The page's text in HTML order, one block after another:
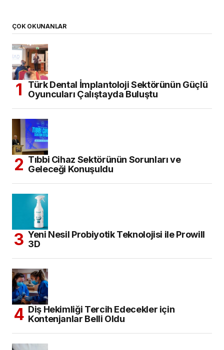
ÇOK OKUNANLAR
Türk Dental İmplantoloji Sektörünün Güçlü
Oyuncuları Çalıştayda Buluştu
Tıbbi Cihaz Sektörünün Sorunları ve
Geleceği Konuşuldu
Yeni Nesil Probiyotik Teknolojisi ile Prowill
3D
Diş Hekimliği Tercih Edecekler için
Kontenjanlar Belli Oldu